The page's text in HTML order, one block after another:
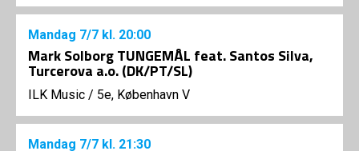
Mandag 7/7 kl. 20:00
Mark Solborg TUNGEMÅL feat. Santos Silva,
Turcerova a.o. (DK/PT/SL)
ILK Music / 5e, København V
Mandag 7/7 kl. 21:30